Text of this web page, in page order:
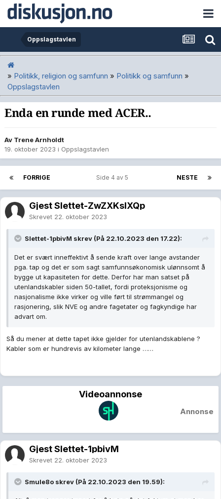
Oppslagstavlen
» Politikk, religion og samfunn » Politikk og samfunn »
Oppslagstavlen
Enda en runde med ACER..
Av Trene Arnholdt
19. oktober 2023 i Oppslagstavlen
FORRIGE NESTE
Side 4 av 5
Gjest Slettet-ZwZXKsIXQp
Skrevet 22. oktober 2023
Slettet-1pbivM skrev (På 22.10.2023 den 17.22):
Det er svært inneffektivt å sende kraft over lange avstander
pga. tap og det er som sagt samfunnsøkonomisk ulønnsomt å
bygge ut kapasiteten for dette. Derfor har man satset på
utenlandskabler siden 50-tallet, fordi proteksjonisme og
nasjonalisme ikke virker og ville ført til strømmangel og
rasjonering, slik NVE og andre fagetater og fagkyndige har
advart om.
Så du mener at dette tapet ikke gjelder for utenlandskablene ?
Kabler som er hundrevis av kilometer lange ……
Videoannonse
Annonse
Gjest Slettet-1pbivM
Skrevet 22. oktober 2023
Smule8o skrev (På 22.10.2023 den 19.59):